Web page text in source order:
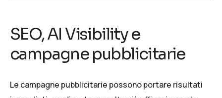
SEO, AI Visibility e
campagne pubblicitarie
Le campagne pubblicitarie possono portare risultati